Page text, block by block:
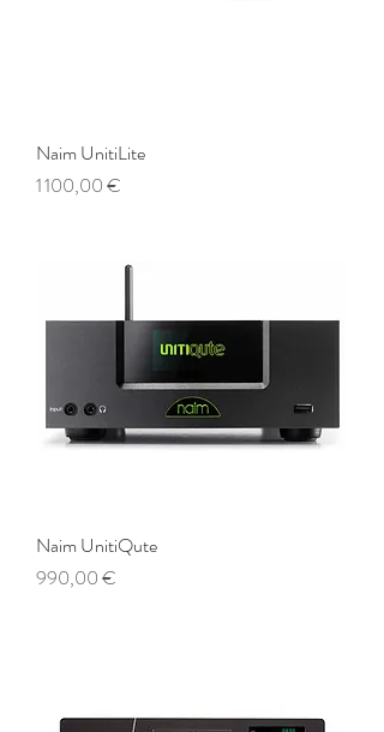
Naim UnitiLite
Prix
1 100,00 €
Naim UnitiQute
Prix
990,00 €